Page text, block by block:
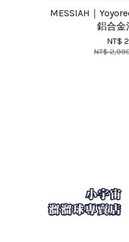
MESSIAH｜
鋁合金
NT$
NT$